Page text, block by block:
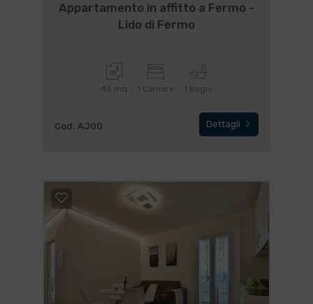
Appartamento in affitto a Fermo -
Lido di Fermo
45 mq 1 Camere 1 Bagni
Cod. AJ00 Dettagli